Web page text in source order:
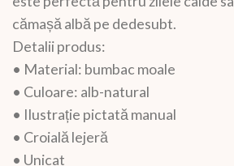
cămașă albă pe dedesubt.
Detalii produs:
• Material: bumbac moale
• Culoare: alb-natural
• Ilustrație pictată manual
• Croială lejeră
• Unicat